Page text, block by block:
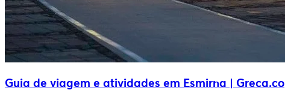
Guia de viagem e atividades em Esmirna | Greca.co